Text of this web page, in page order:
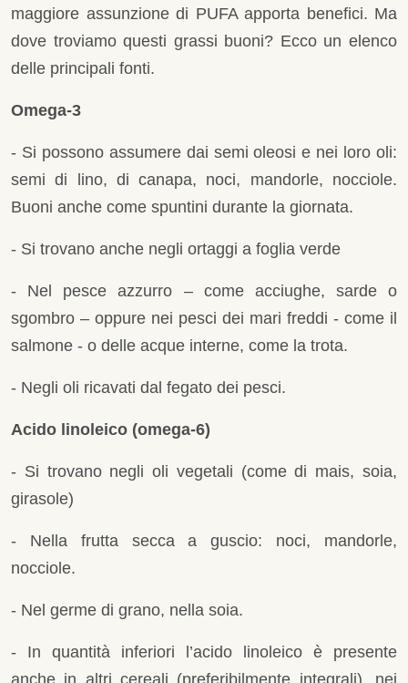
maggiore assunzione di PUFA apporta benefici. Ma
dove troviamo questi grassi buoni? Ecco un elenco
delle principali fonti.
Omega-3
- Si possono assumere dai semi oleosi e nei loro oli:
semi di lino, di canapa, noci, mandorle, nocciole.
Buoni anche come spuntini durante la giornata.
- Si trovano anche negli ortaggi a foglia verde
- Nel pesce azzurro – come acciughe, sarde o
sgombro – oppure nei pesci dei mari freddi - come il
salmone - o delle acque interne, come la trota.
- Negli oli ricavati dal fegato dei pesci.
Acido linoleico (omega-6)
- Si trovano negli oli vegetali (come di mais, soia,
girasole)
- Nella frutta secca a guscio: noci, mandorle,
nocciole.
- Nel germe di grano, nella soia.
- In quantità inferiori l’acido linoleico è presente
anche in altri cereali (preferibilmente integrali), nei